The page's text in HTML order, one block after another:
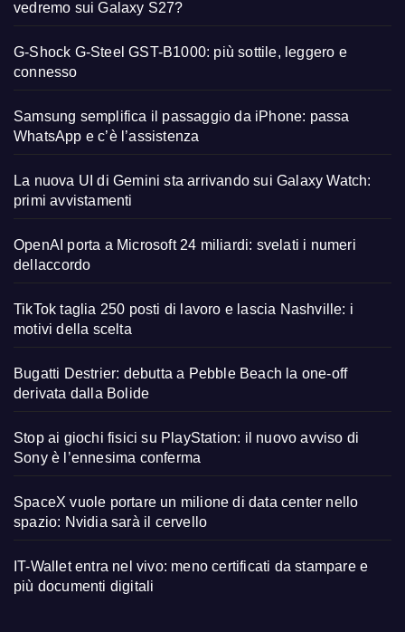
vedremo sui Galaxy S27?
G-Shock G-Steel GST-B1000: più sottile, leggero e
connesso
Samsung semplifica il passaggio da iPhone: passa
WhatsApp e c’è l’assistenza
La nuova UI di Gemini sta arrivando sui Galaxy Watch:
primi avvistamenti
OpenAI porta a Microsoft 24 miliardi: svelati i numeri
dellaccordo
TikTok taglia 250 posti di lavoro e lascia Nashville: i
motivi della scelta
Bugatti Destrier: debutta a Pebble Beach la one-off
derivata dalla Bolide
Stop ai giochi fisici su PlayStation: il nuovo avviso di
Sony è l’ennesima conferma
SpaceX vuole portare un milione di data center nello
spazio: Nvidia sarà il cervello
IT-Wallet entra nel vivo: meno certificati da stampare e
più documenti digitali